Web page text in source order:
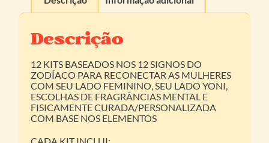
Descrição
12 KITS BASEADOS NOS 12 SIGNOS DO
ZODÍACO PARA RECONECTAR AS MULHERES
COM SEU LADO FEMININO, SEU LADO YONI,
ESCOLHAS DE FRAGRÂNCIAS MENTAL E
FISICAMENTE CURADA/PERSONALIZADA
COM BASE NOS ELEMENTOS